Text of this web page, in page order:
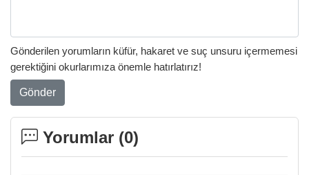
Gönderilen yorumların küfür, hakaret ve suç unsuru içermemesi
gerektiğini okurlarımıza önemle hatırlatırız!
Gönder
Yorumlar (0)